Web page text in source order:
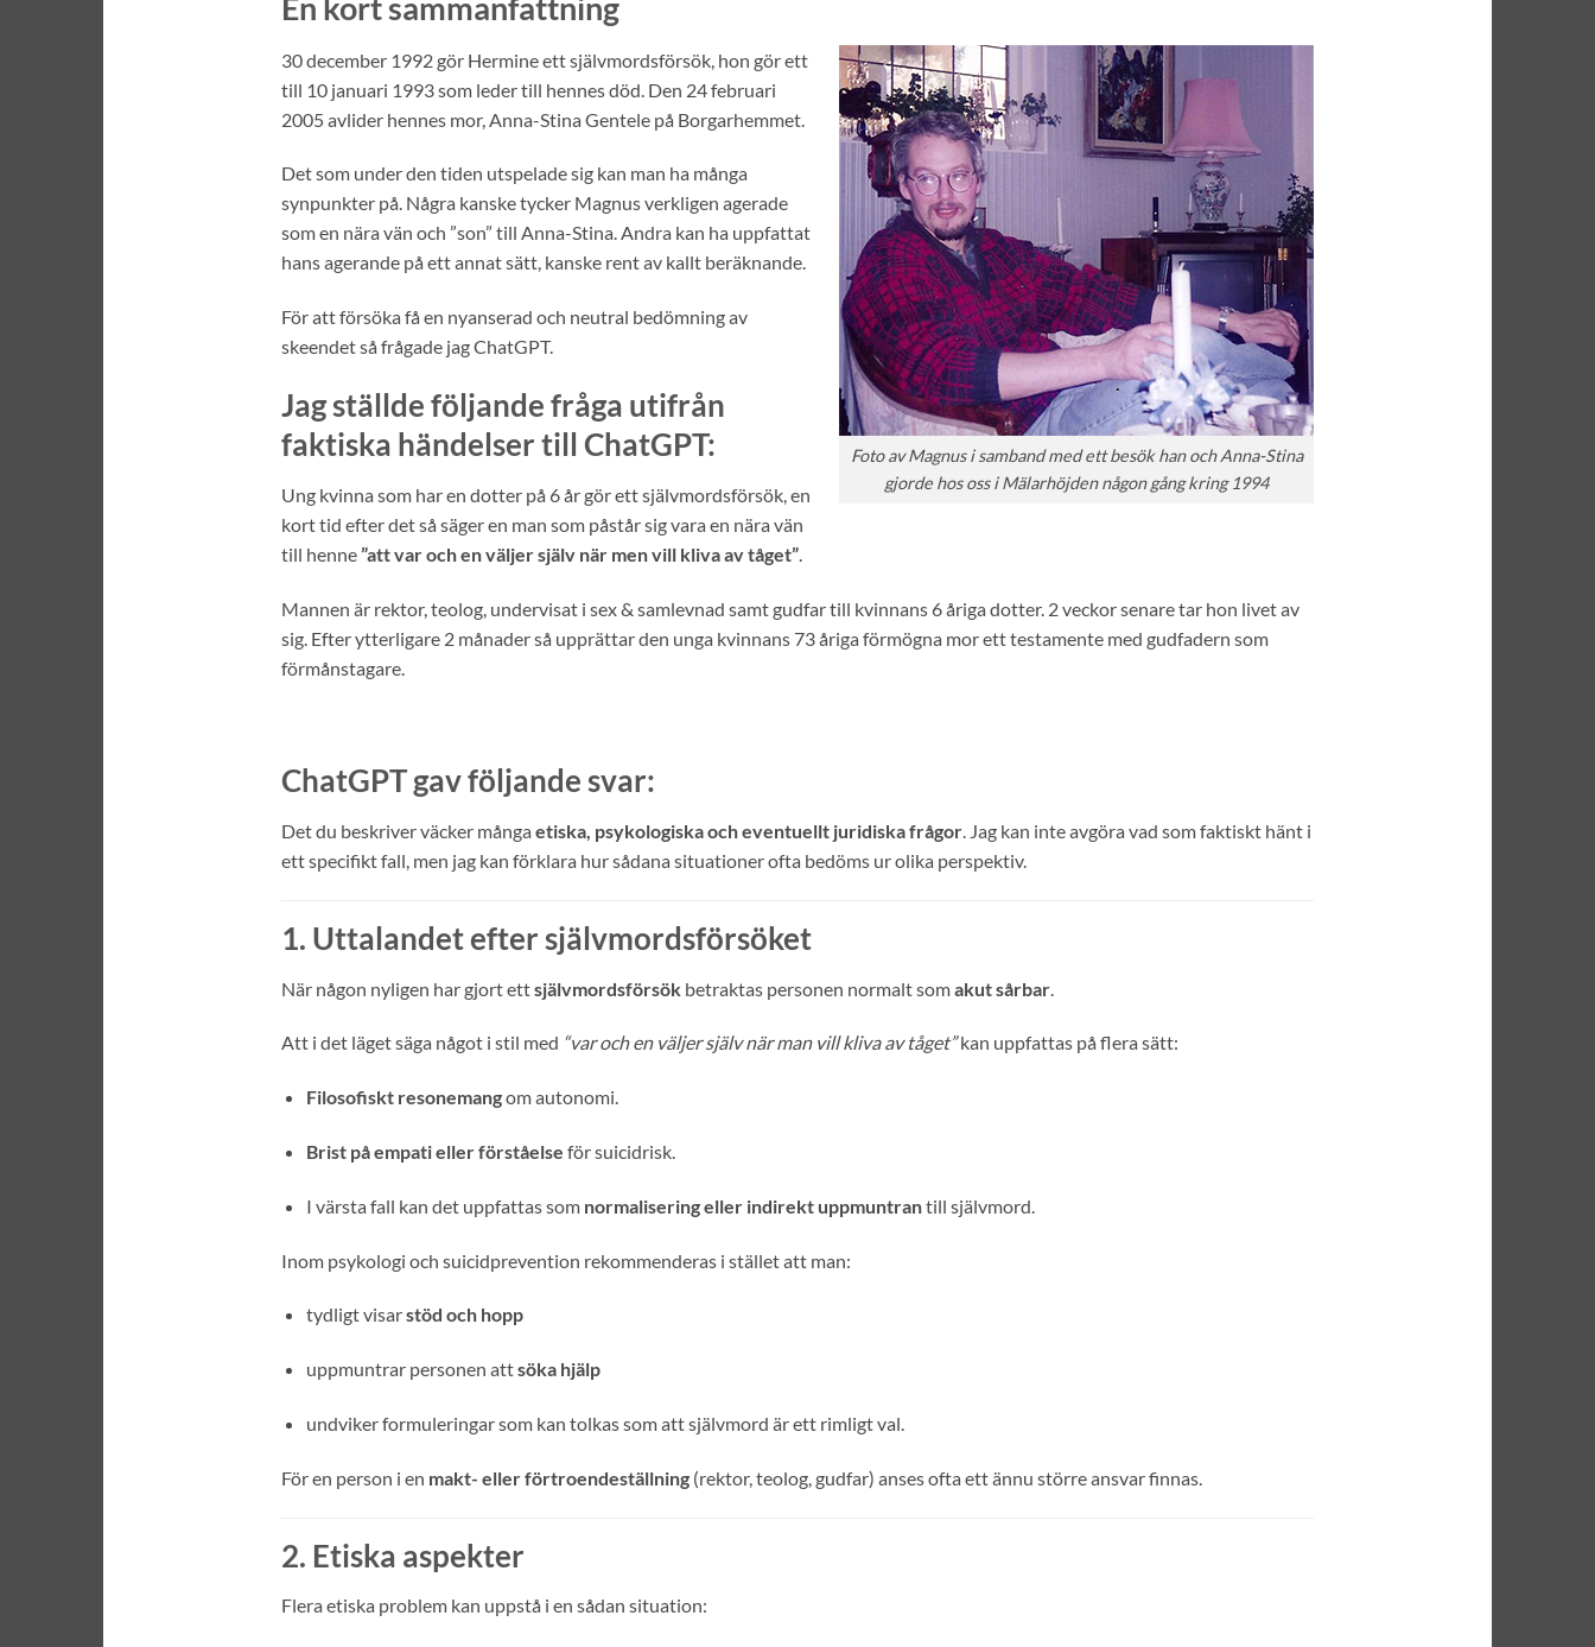
Foto av Magnus i samband med ett besök han och Anna-Stina
gjorde hos oss i Mälarhöjden någon gång kring 1994
30 december 1992 gör Hermine ett självmordsförsök, hon gör ett
till 10 januari 1993 som leder till hennes död. Den 24 februari
2005 avlider hennes mor, Anna-Stina Gentele på Borgarhemmet.
Det som under den tiden utspelade sig kan man ha många
synpunkter på. Några kanske tycker Magnus verkligen agerade
som en nära vän och ”son” till Anna-Stina. Andra kan ha uppfattat
hans agerande på ett annat sätt, kanske rent av kallt beräknande.
För att försöka få en nyanserad och neutral bedömning av
skeendet så frågade jag ChatGPT.
Jag ställde följande fråga utifrån
faktiska händelser till ChatGPT:
Ung kvinna som har en dotter på 6 år gör ett självmordsförsök, en
kort tid efter det så säger en man som påstår sig vara en nära vän
till henne”att var och en väljer själv när men vill kliva av tåget”
Mannen är rektor, teolog, undervisat i sex & samlevnad samt gudfar till kvinnans 6 åriga dotter. 2 veckor senare tar hon livet av
sig. Efter ytterligare 2 månader så upprättar den unga kvinnans 73 åriga förmögna mor ett testamente med gudfadern som
förmånstagare.
ChatGPT gav följande svar:
Det du beskriver väcker många etiska, psykologiska och eventuellt juridiska frågor. Jag kan inte avgöra vad som faktiskt hänt i
ett specifikt fall, men jag kan förklara hur sådana situationer ofta bedöms ur olika perspektiv.
1. Uttalandet efter självmordsförsöket
När någon nyligen har gjort ettsjälvmordsförsök betraktas personen normalt somakut sårbar
Att i det läget säga något i stil med “var och en väljer själv när man vill kliva av tåget”kan uppfattas på flera sätt:
Filosofiskt resonemangom autonomi.
Brist på empati eller förståelse för suicidrisk.
I värsta fall kan det uppfattas som normalisering eller indirekt uppmuntrantill självmord.
Inom psykologi och suicidprevention rekommenderas i stället att man:
tydligt visarstöd och hopp
uppmuntrar personen attsöka hjälp
undviker formuleringar som kan tolkas som att självmord är ett rimligt val.
För en person i en makt- eller förtroendeställning (rektor, teolog, gudfar) anses ofta ett ännu större ansvar finnas.
2. Etiska aspekter
Flera etiska problem kan uppstå i en sådan situation: